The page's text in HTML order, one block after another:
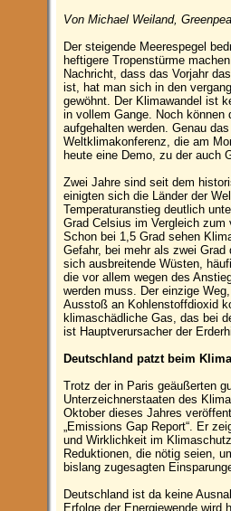
Von Michael Weiland,
Der steigende Meerespegel
heftigere Tropenstürme
Nachricht, dass das Vorjahr
ist, hat man sich in den
gewöhnt. Der Klimawandel ist
in vollem Gange. Noch können
aufgehalten werden. Genau
Weltklimakonferenz, die am
heute eine Demo, zu der auch
Zwei Jahre sind seit dem
einigten sich die Länder der
Temperaturanstieg deutlich
Grad Celsius im Vergleich
Schon bei 1,5 Grad sehen
Gefahr, bei mehr als zwei
sich ausbreitende Wüsten,
die vor allem wegen des
werden muss. Der einzige
Ausstoß an Kohlenstoffdioxid
klimaschädliche Gas, das bei
ist Hauptverursacher der
Deutschland patzt beim
Trotz der in Paris geäußerten
Unterzeichnerstaaten des
Oktober dieses Jahres
„Emissions Gap Report“. Er
und Wirklichkeit im
Reduktionen, die nötig seien,
bislang zugesagten
Deutschland ist da keine
Erfolge der Energiewende wird